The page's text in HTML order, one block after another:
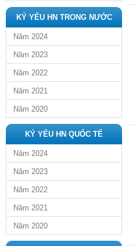
KỶ YẾU HN TRONG NƯỚC
Năm 2024
Năm 2023
Năm 2022
Năm 2021
Năm 2020
KỶ YẾU HN QUỐC TẾ
Năm 2024
Năm 2023
Năm 2022
Năm 2021
Năm 2020